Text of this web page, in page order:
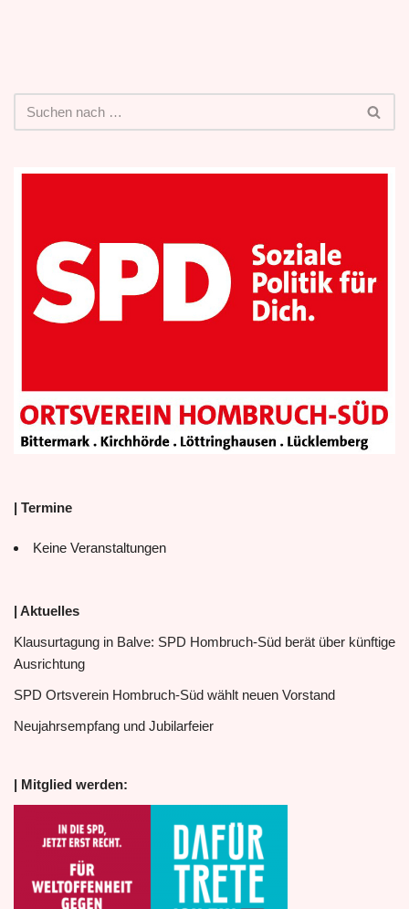
| Termine
Keine Veranstaltungen
| Aktuelles
Klausurtagung in Balve: SPD Hombruch-Süd berät über künftige
Ausrichtung
SPD Ortsverein Hombruch-Süd wählt neuen Vorstand
Neujahrsempfang und Jubilarfeier
| Mitglied werden: